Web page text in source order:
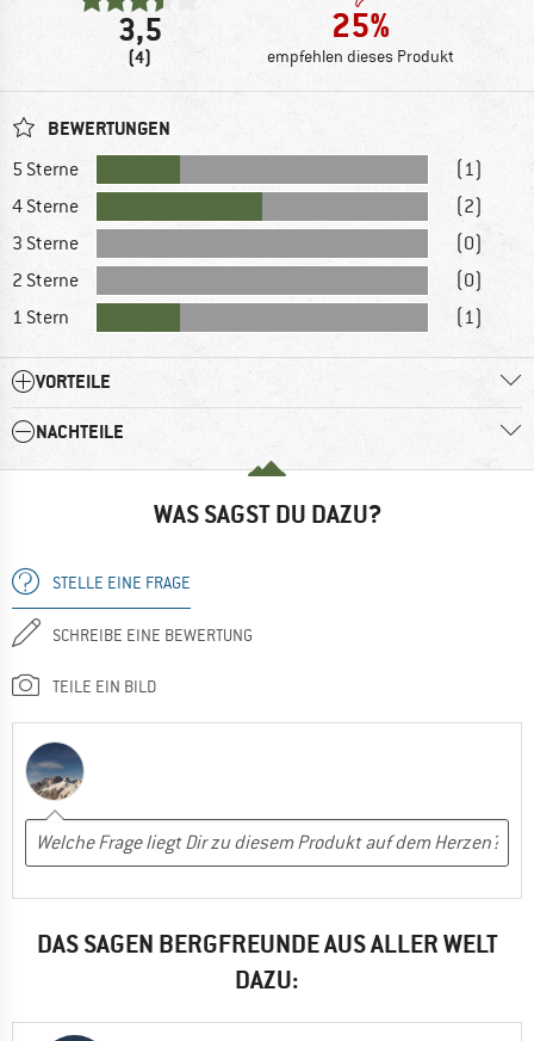
3,5
(4)
25%
empfehlen dieses Produkt
BEWERTUNGEN
5 Sterne
(1)
4 Sterne
(2)
3 Sterne
(0)
2 Sterne
(0)
1 Stern
(1)
VORTEILE
NACHTEILE
WAS SAGST DU DAZU?
STELLE EINE FRAGE
SCHREIBE EINE BEWERTUNG
TEILE EIN BILD
DAS SAGEN BERGFREUNDE AUS ALLER WELT
DAZU: